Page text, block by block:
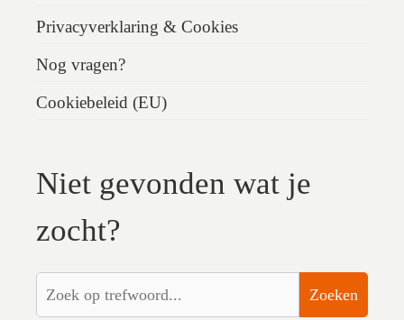
Privacyverklaring & Cookies
Nog vragen?
Cookiebeleid (EU)
Niet gevonden wat je
zocht?
Zoeken